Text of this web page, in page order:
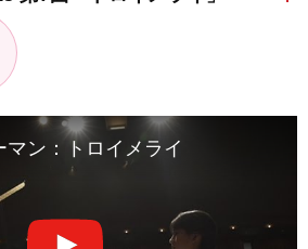
ン：トロイメライ